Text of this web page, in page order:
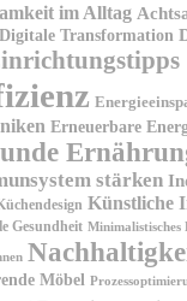
im Alltag
Digitale Transformation
Erneuerbare
stärken
Künstliche
Gesundheit Minimalistisches
Möbel